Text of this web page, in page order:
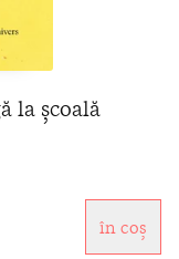
la școală
în coș